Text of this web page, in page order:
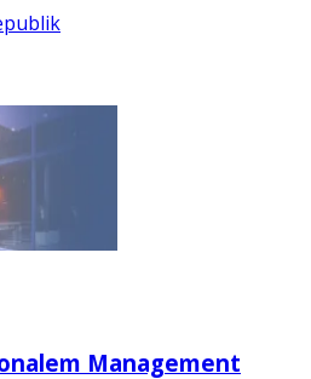
Management